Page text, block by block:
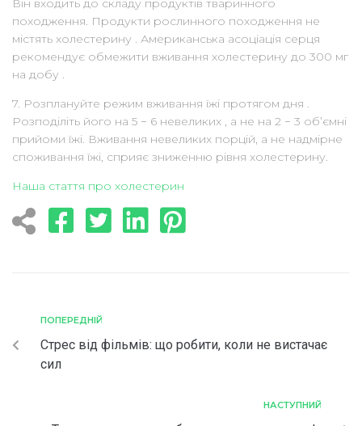
Він входить до складу продуктів тваринного
походження. Продукти рослинного походження не
містять холестерину . Американська асоціація серця
рекомендує обмежити вживання холестерину до 300 мг
на добу .
7. Розплануйте режим вживання їжі протягом дня .
Розподіліть його на 5 − 6 невеликих , а не на 2 − 3 об’ємні
прийоми їжі. Вживання невеликих порцій, а не надмірне
споживання їжі, сприяє зниженню рівня холестерину.
Наша стаття про холестерин
ПОПЕРЕДНІЙ
Стрес від фільмів: що робити, коли не вистачає
сил
НАСТУПНИЙ